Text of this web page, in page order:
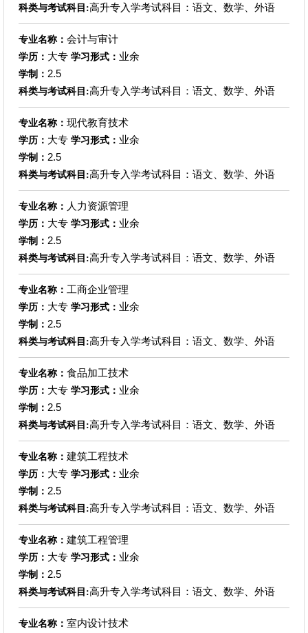
科类与考试科目:高升专入学考试科目：语文、数学、外语
专业名称： 会计与审计
学历： 大专 学习形式： 业余
学制： 2.5
科类与考试科目:高升专入学考试科目：语文、数学、外语
专业名称： 现代教育技术
学历： 大专 学习形式： 业余
学制： 2.5
科类与考试科目:高升专入学考试科目：语文、数学、外语
专业名称： 人力资源管理
学历： 大专 学习形式： 业余
学制： 2.5
科类与考试科目:高升专入学考试科目：语文、数学、外语
专业名称： 工商企业管理
学历： 大专 学习形式： 业余
学制： 2.5
科类与考试科目:高升专入学考试科目：语文、数学、外语
专业名称： 食品加工技术
学历： 大专 学习形式： 业余
学制： 2.5
科类与考试科目:高升专入学考试科目：语文、数学、外语
专业名称： 建筑工程技术
学历： 大专 学习形式： 业余
学制： 2.5
科类与考试科目:高升专入学考试科目：语文、数学、外语
专业名称： 建筑工程管理
学历： 大专 学习形式： 业余
学制： 2.5
科类与考试科目:高升专入学考试科目：语文、数学、外语
专业名称： 室内设计技术